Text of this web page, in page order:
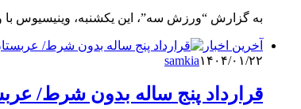
به گزارش “ورزش سه”، این یکشنبه، وینیسیوس
آخرین اخبار
samkia۱۴۰۴/۰۱/۲۲
قرارداد پنج ساله بدون شرط/